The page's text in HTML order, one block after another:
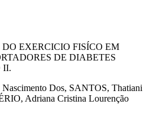
DO EXERCICIO FISÍCO EM
DE DIABETES
II.
Dos, SANTOS, Thatiani
Adriana Cristina Lourenção